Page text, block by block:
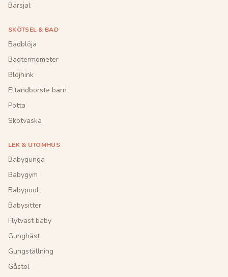
Bärsjal
SKÖTSEL & BAD
Badblöja
Badtermometer
Blöjhink
Eltandborste barn
Potta
Skötväska
LEK & UTOMHUS
Babygunga
Babygym
Babypool
Babysitter
Flytväst baby
Gunghäst
Gungställning
Gåstol